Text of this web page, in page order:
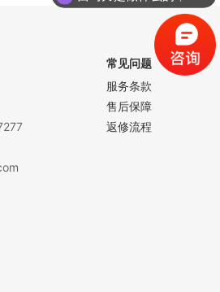
常见问题
服务条款
售后保障
返修流程